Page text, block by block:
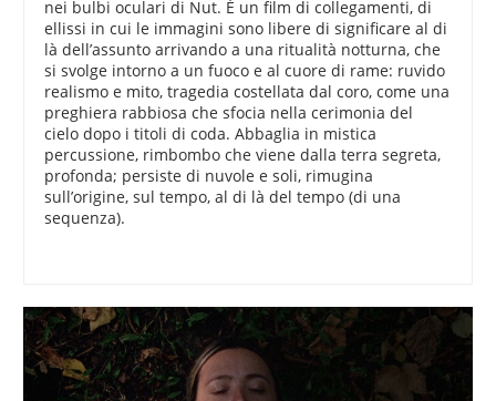
nei bulbi oculari di Nut. È un film di collegamenti, di
ellissi in cui le immagini sono libere di significare al di
là dell’assunto arrivando a una ritualità notturna, che
si svolge intorno a un fuoco e al cuore di rame: ruvido
realismo e mito, tragedia costellata dal coro, come una
preghiera rabbiosa che sfocia nella cerimonia del
cielo dopo i titoli di coda. Abbaglia in mistica
percussione, rimbombo che viene dalla terra segreta,
profonda; persiste di nuvole e soli, rimugina
sull’origine, sul tempo, al di là del tempo (di una
sequenza).